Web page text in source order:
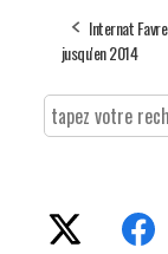
Internat
jusqu'en 2014